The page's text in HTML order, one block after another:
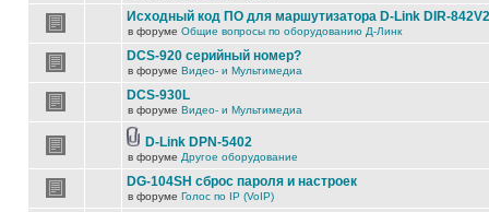
Исходный код ПО для маршутизатора D-Link DIR-842V2
в форуме Общие вопросы по оборудованию Д-Линк
DCS-920 серийный номер?
в форуме Видео- и Мультимедиа
DCS-930L
в форуме Видео- и Мультимедиа
D-Link DPN-5402
в форуме Другое оборудование
DG-104SH сброс пароля и настроек
в форуме Голос по IP (VoIP)